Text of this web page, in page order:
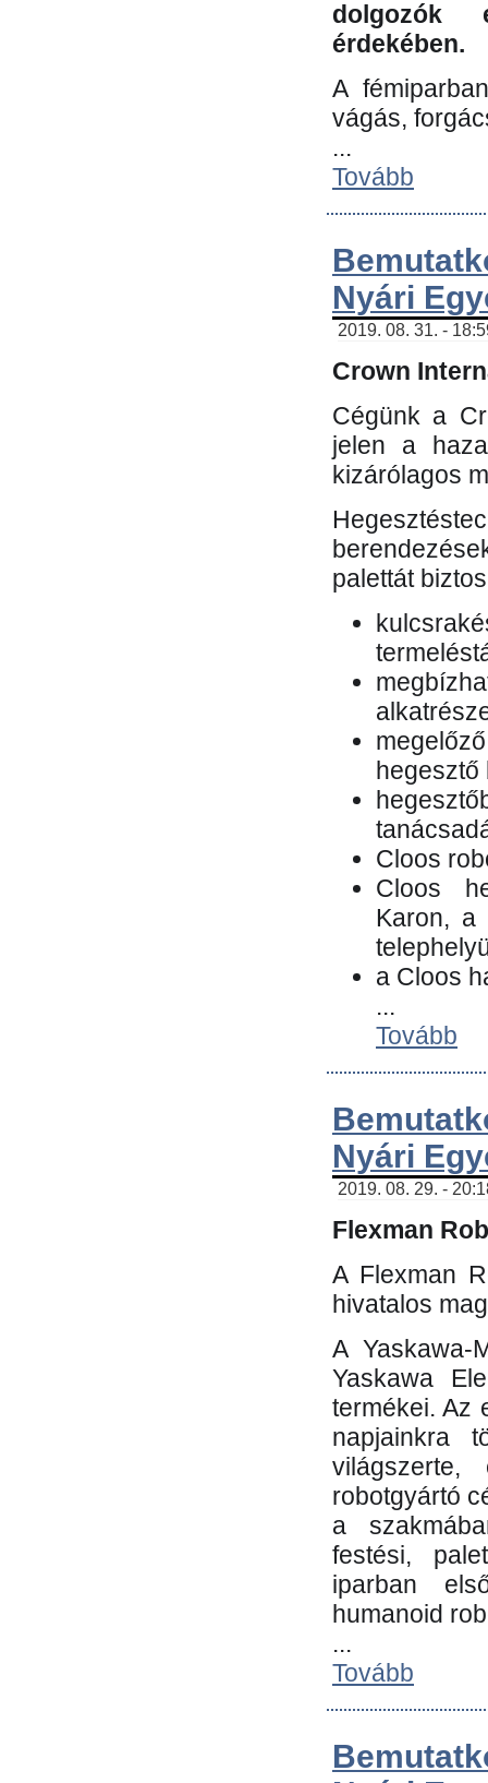
dolgozók
érdekében.
A
vágás,
...
Tovább
Nyári
2019. 08. 31. -
Crown
Cégünk a
jelen a
kizárólagos
palettát
hegesztő
Cloos
Cloos
Karon, a
a Cloos
...
Tovább
Nyári
2019. 08. 29. -
Flexman
A Flexman
hivatalos
A Yaskawa-
Yaskawa
termékei. Az
napjainkra
robotgyártó
a
festési,
iparban
humanoid
...
Tovább